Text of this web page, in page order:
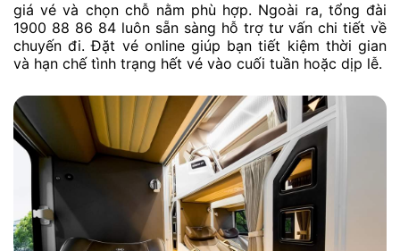
giá vé và chọn chỗ nằm phù hợp. Ngoài ra, tổng đài
1900 88 86 84 luôn sẵn sàng hỗ trợ tư vấn chi tiết về
chuyến đi. Đặt vé online giúp bạn tiết kiệm thời gian
và hạn chế tình trạng hết vé vào cuối tuần hoặc dịp lễ.